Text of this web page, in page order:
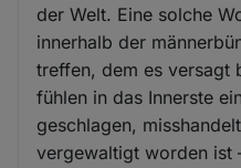
der Welt. Eine solche
innerhalb der
treffen, dem es versagt
fühlen in das Innerste
geschlagen,
vergewaltigt worden ist